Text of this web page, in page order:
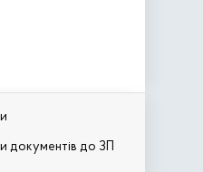
документів до ЗП